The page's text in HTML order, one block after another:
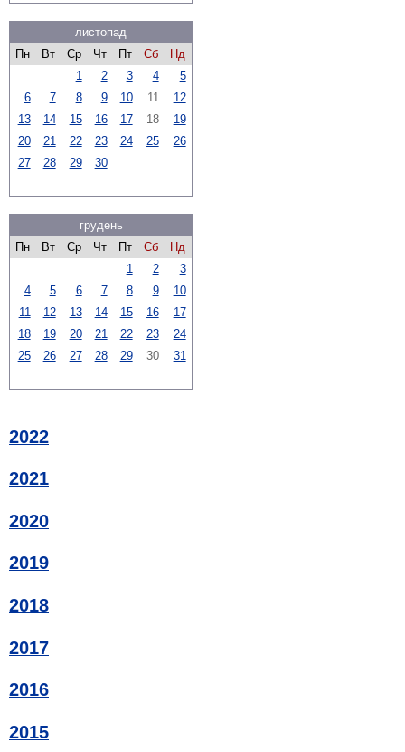
листопад
Пн
Вт Ср Чт Пт Сб
Нд
1
2 3 4
5
6
7 8 9 10 11
12
13
14 15 16 17 18
19
20
21 22 23 24 25
26
27
28 29 30
грудень
Пн
Вт Ср Чт Пт Сб
Нд
1
2
3
4
5 6 7 8 9
10
11
12 13 14 15 16
17
18
19 20 21 22 23
24
25
26 27 28 29 30 31
2022
2021
2020
2019
2018
2017
2016
2015